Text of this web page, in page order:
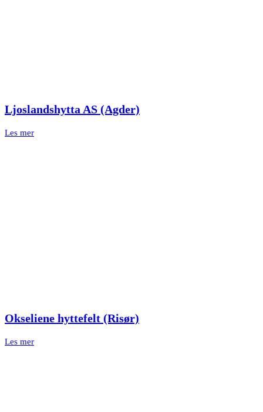
Ljoslandshytta AS (Agder)
Les mer
Okseliene hyttefelt (Risør)
Les mer